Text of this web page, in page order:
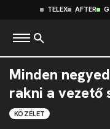
TELEX AFTER
Minden
rakni a vezető
KÖZÉLET